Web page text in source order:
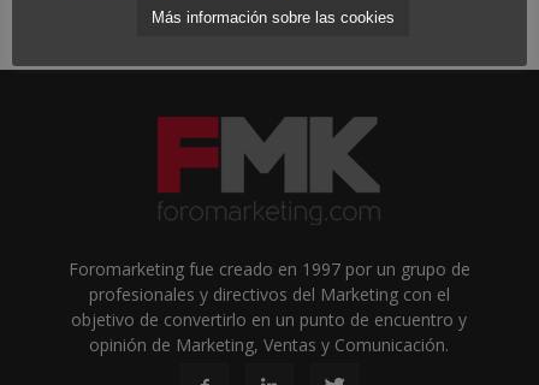
Foromarketing fue creado en 1997 por un grupo de
profesionales y directivos del Marketing con el
objetivo de convertirlo en un punto de encuentro y
opinión de Marketing, Ventas y Comunicación.
Más información sobre las cookies